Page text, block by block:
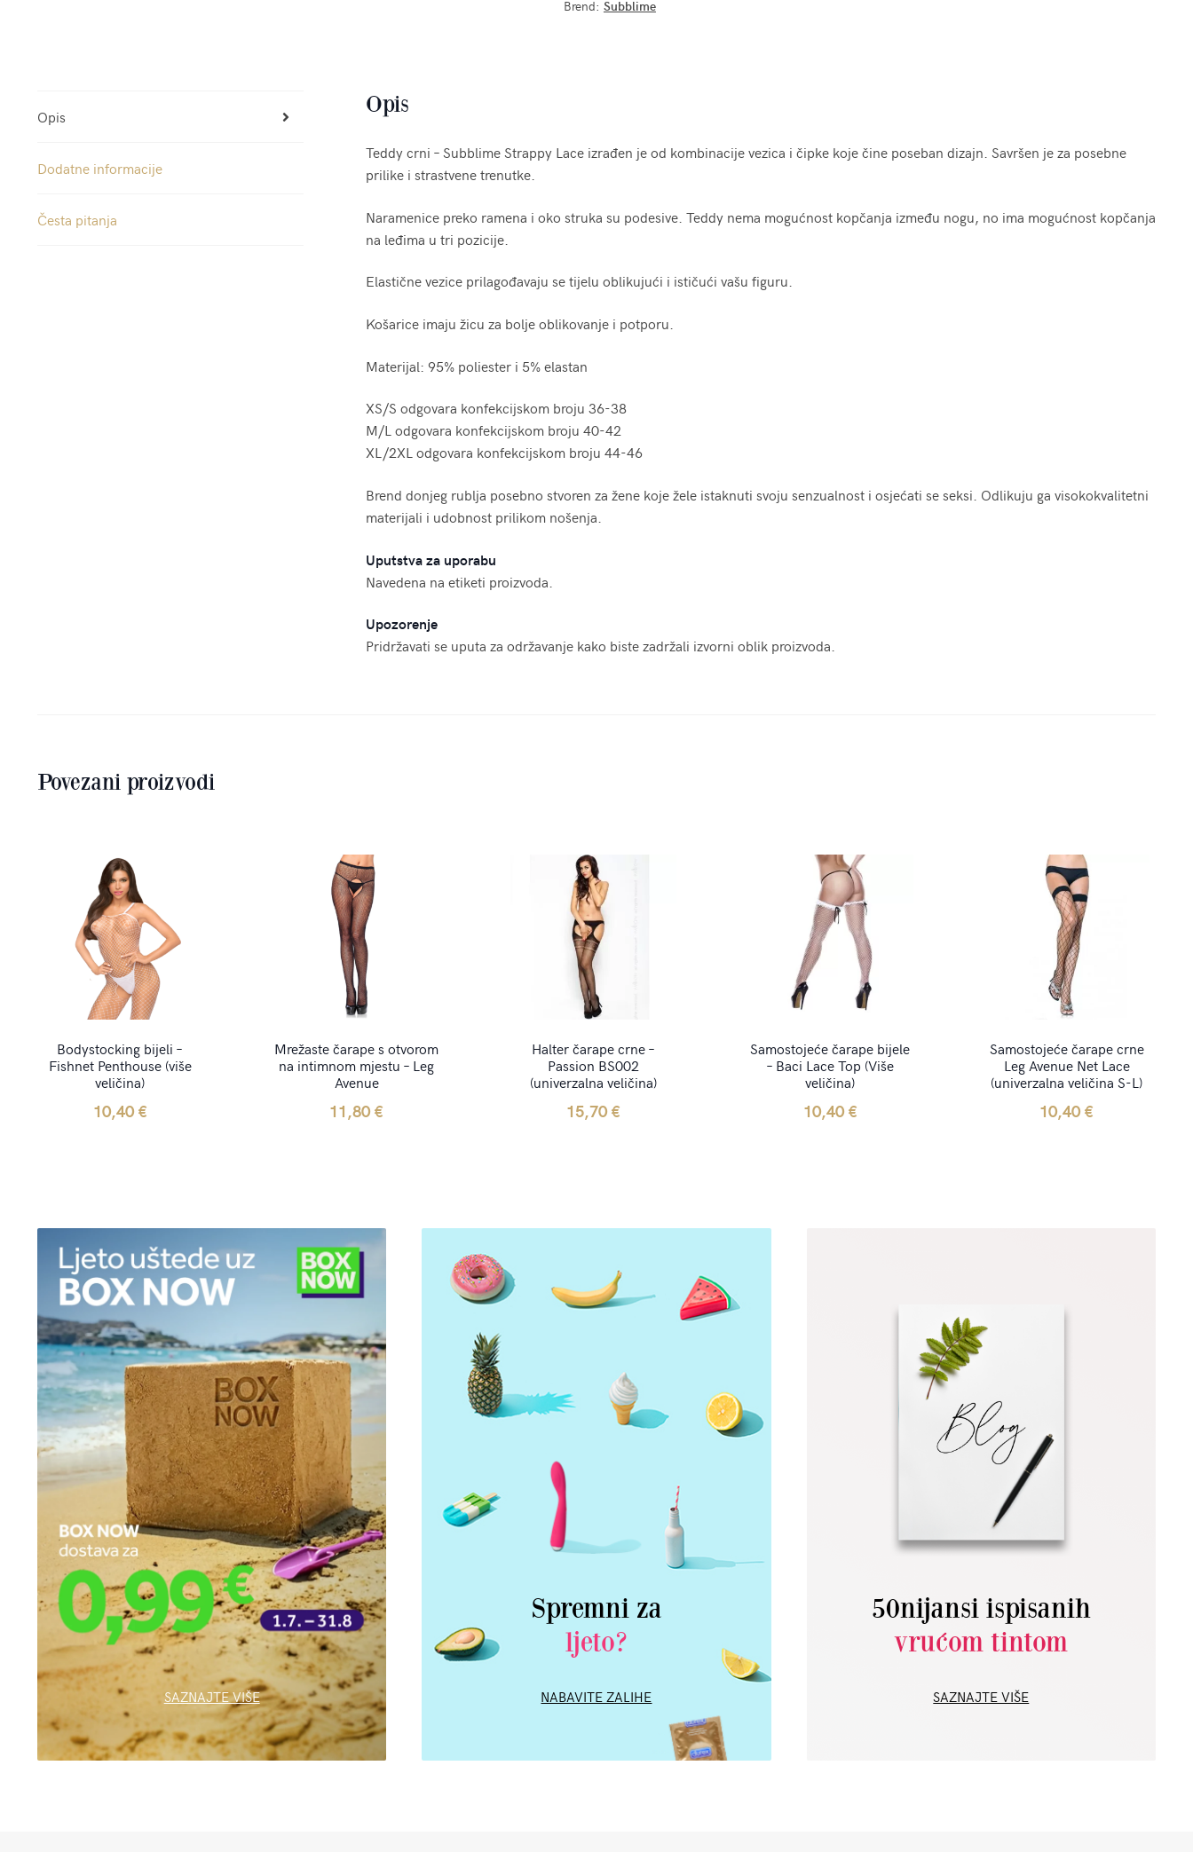
Brend: Subblime
Opis
Dodatne informacije
Česta pitanja
Opis
Teddy crni – Subblime Strappy Lace izrađen je od kombinacije vezica i čipke koje čine poseban dizajn. Savršen je za posebne
prilike i strastvene trenutke.
Naramenice preko ramena i oko struka su podesive. Teddy nema mogućnost kopčanja između nogu, no ima mogućnost kopčanja
na leđima u tri pozicije.
Elastične vezice prilagođavaju se tijelu oblikujući i ističući vašu figuru.
Košarice imaju žicu za bolje oblikovanje i potporu.
Materijal: 95% poliester i 5% elastan
XS/S odgovara konfekcijskom broju 36-38
M/L odgovara konfekcijskom broju 40-42
XL/2XL odgovara konfekcijskom broju 44-46
Brend donjeg rublja posebno stvoren za žene koje žele istaknuti svoju senzualnost i osjećati se seksi. Odlikuju ga visokokvalitetni
materijali i udobnost prilikom nošenja.
Uputstva za uporabu
Navedena na etiketi proizvoda.
Upozorenje
Pridržavati se uputa za održavanje kako biste zadržali izvorni oblik proizvoda.
Povezani proizvodi
Bodystocking bijeli –
Fishnet Penthouse (više
veličina)
10,40€
Mrežaste čarape s otvorom
na intimnom mjestu – Leg
Avenue
11,80€
Halter čarape crne –
Passion BS002
(univerzalna veličina)
15,70€
Samostojeće čarape bijele
– Baci Lace Top (Više
veličina)
10,40€
Samostojeće čarape crne
Leg Avenue Net Lace
(univerzalna veličina S-L)
10,40€
SAZNAJTE VIŠE
Spremni za
ljeto?
NABAVITE ZALIHE
50nijansi ispisanih
vrućom tintom
SAZNAJTE VIŠE